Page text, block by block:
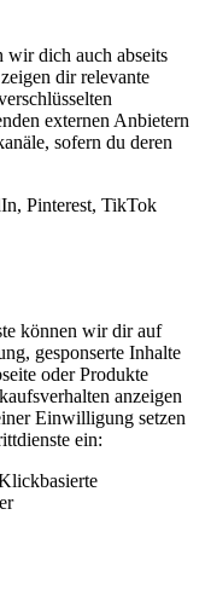
dich auch abseits
dir relevante
externen Anbietern
sofern du deren
Pinterest, TikTok
können wir dir auf
gesponserte Inhalte
oder Produkte
anzeigen
Einwilligung setzen
ein: